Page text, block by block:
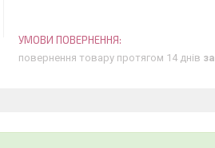
повернення товару протягом 14 днів